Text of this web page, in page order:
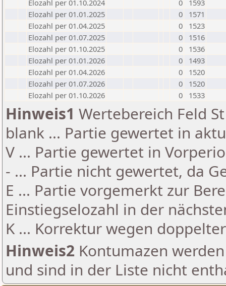
Elozahl per 01.10.2024
0
1593
Elozahl per 01.01.2025
0
1571
Elozahl per 01.04.2025
0
1523
Elozahl per 01.07.2025
0
1516
Elozahl per 01.10.2025
0
1536
Elozahl per 01.01.2026
0
1493
Elozahl per 01.04.2026
0
1520
Elozahl per 01.07.2026
0
1520
Elozahl per 01.10.2026
0 1533
Hinweis1 Wertebereich Feld
blank ... Partie gewertet in
V ... Partie gewertet in
- ... Partie nicht gewertet, da
E ... Partie vorgemerkt zur
Einstiegselozahl in der
K ... Korrektur wegen
Hinweis2 Kontumazen
und sind in der Liste nicht